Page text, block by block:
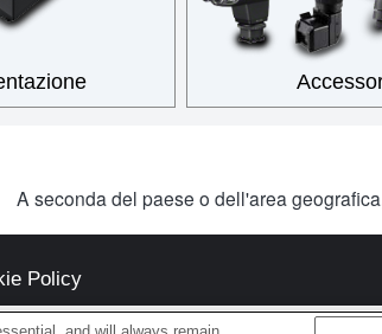
A seconda del paese o dell'area
Policy